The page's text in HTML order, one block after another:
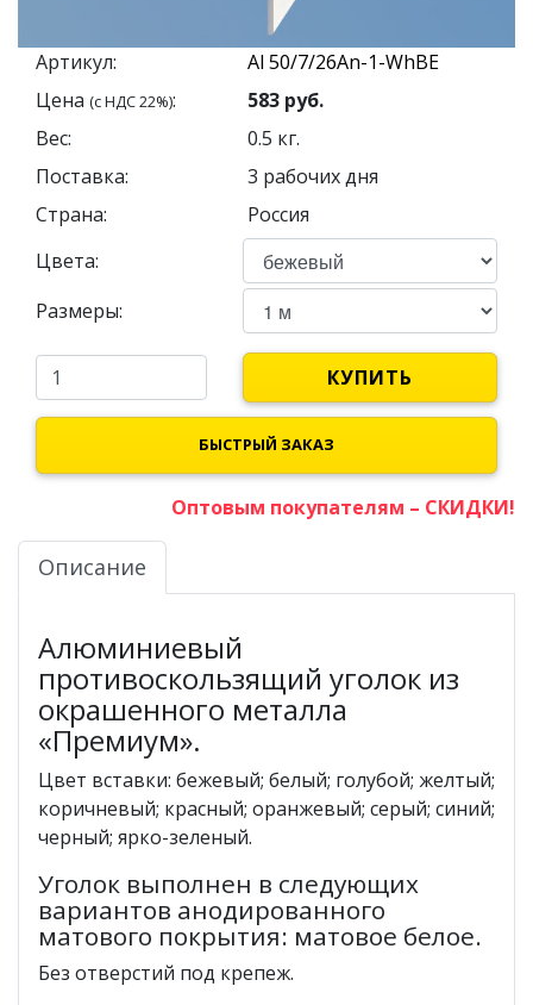
Артикул:
Цена (с НДС 22%): 583 руб.
Вес:
0.5 кг.
Поставка:
3 рабочих дня
Страна:
Россия
Цвета:
Размеры:
КУПИТЬ
БЫСТРЫЙ ЗАКАЗ
Оптовым покупателям – СКИДКИ!
Описание
Алюминиевый
противоскользящий уголок из
окрашенного металла
«Премиум».
Цвет вставки: бежевый; белый; голубой; желтый;
коричневый; красный; оранжевый; серый; синий;
черный; ярко-зеленый.
Уголок выполнен в следующих
вариантов анодированного
матового покрытия: матовое белое.
Без отверстий под крепеж.